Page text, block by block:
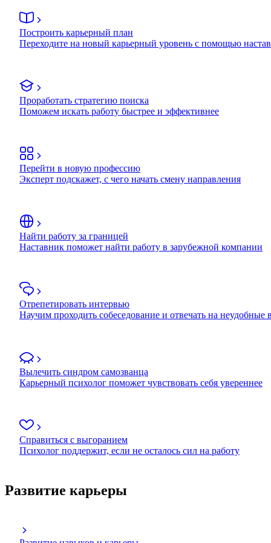
Построить карьерный план
Переходите на новый карьерный уровень с помощью
Проработать стратегию поиска
Поможем искать работу быстрее и эффективнее
Перейти в новую профессию
Эксперт подскажет, с чего начать смену направления
Найти работу за границей
Наставник поможет найти работу в зарубежной компании
Отрепетировать интервью
Научим проходить собеседование и отвечать на неудобные
Вылечить синдром самозванца
Карьерный психолог поможет чувствовать себя увереннее
Справиться с выгоранием
Психолог поддержит, если не осталось сил на работу
Развитие карьеры